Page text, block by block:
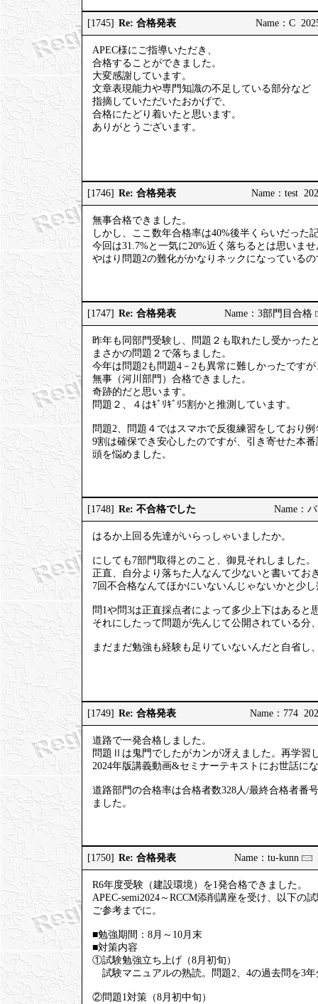
[1745] Re: 合格発表 Name：C
APEC様にご指導いただき、
合格することができました。
大変感謝しています。
文章表現能力や専門知識の不足している部分など
指摘していただいたおかげで、
合格にたどり着いたと思います。
ありがとうございます。
[1746] Re: 合格発表 Name：test
無事合格できました。
しかし、ここ数年合格率は40%後半くらいだった
今回は31.7%と一気に20%近く落ちるとは思いま
やはり問題2の難化がかなりネックになっている
[1747] Re: 合格発表 Name：3部門目合格
昨年も同部門受験し、問題２も取れたし受かった
まさかの問題２で落ちました。
今年は問題2も問題4－2も異常に難しかったですが
無事（河川部門）合格できました。
奇跡的だと思います。
問題２、４はｷﾞﾘｷﾞﾘ5割かと推測しています。
問題2、問題４ではスマホで反復練習をしており
9割は確保でき安心したのですが、引き寄せた本
頭を悩めました。
[1748] Re: 不合格でした Name：
はるか上回る先達がいらっしゃいましたか。
にしても7部門取得とのこと、御見それしました。
正直、自分より落ちた人なんて少ないと書いてお
7回不合格なんてほかにいないんじゃないかと少
問1や問3は正直採点者によって多少上下はあると
それにしたって問題が先んじて公開されている分
まだまだ勉強も経験も足りていないんだと自省し
[1749] Re: 合格発表 Name：774
道路で一発合格しました。
問題Ⅱは鬼門でしたがカンが冴えました。再学習
2024年版講義動画&セミナーテキストにお世話に
道路部門の合格率は合格者数328人/最終合格者番
ました。
[1750] Re: 合格発表 Name：tu-kunn
R6年度受験（建設環境）を1発合格できました。
APEC-semi2024～RCCM添削講座を受け、以下の
ご参考までに。
■勉強期間：8月～10月末
■対策内容
①試験勉強立ち上げ（8月初旬）
試験マニュアルの熟読。問題2、4の過去問を3
②問題1対策（8月初中旬）